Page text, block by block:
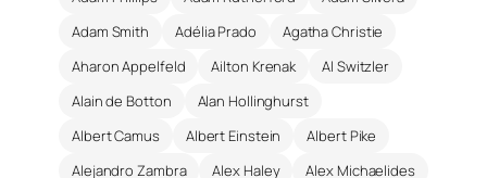
Adam Smith
Adélia Prado
Agatha Christie
Aharon Appelfeld
Ailton Krenak
Al Switzler
Alain de Botton
Alan Hollinghurst
Albert Camus
Albert Einstein
Albert Pike
Alejandro Zambra
Alex Haley Alex Michaelides